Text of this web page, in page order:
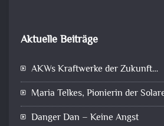
Aktuelle Beiträge
AKWs Kraftwerke der Zukunft…
Maria Telkes, Pionierin der
Danger Dan – Keine Angst